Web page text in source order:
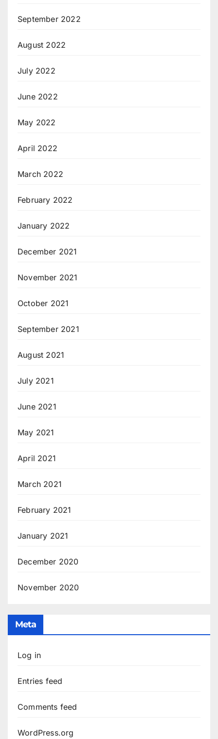
September 2022
August 2022
July 2022
June 2022
May 2022
April 2022
March 2022
February 2022
January 2022
December 2021
November 2021
October 2021
September 2021
August 2021
July 2021
June 2021
May 2021
April 2021
March 2021
February 2021
January 2021
December 2020
November 2020
Meta
Log in
Entries feed
Comments feed
WordPress.org